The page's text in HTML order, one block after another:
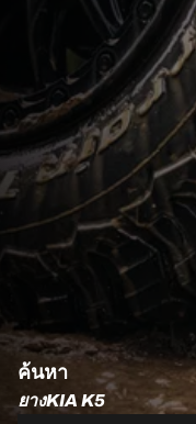
ค้นหา
ยางKIA K5